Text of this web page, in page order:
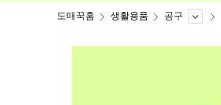
도매꾹홈 생활용품 공구